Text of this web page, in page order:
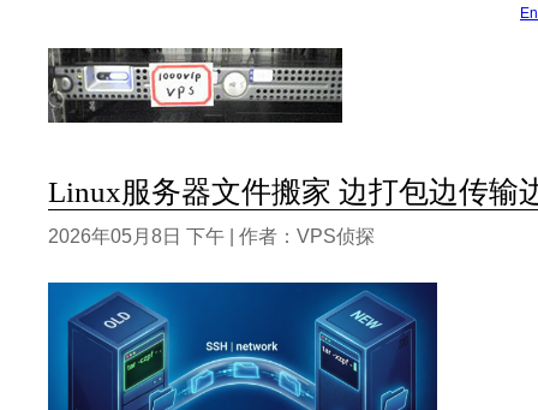
Linux服务器文件搬家 边打包边传输
2026年05月8日 下午 | 作者：VPS侦探